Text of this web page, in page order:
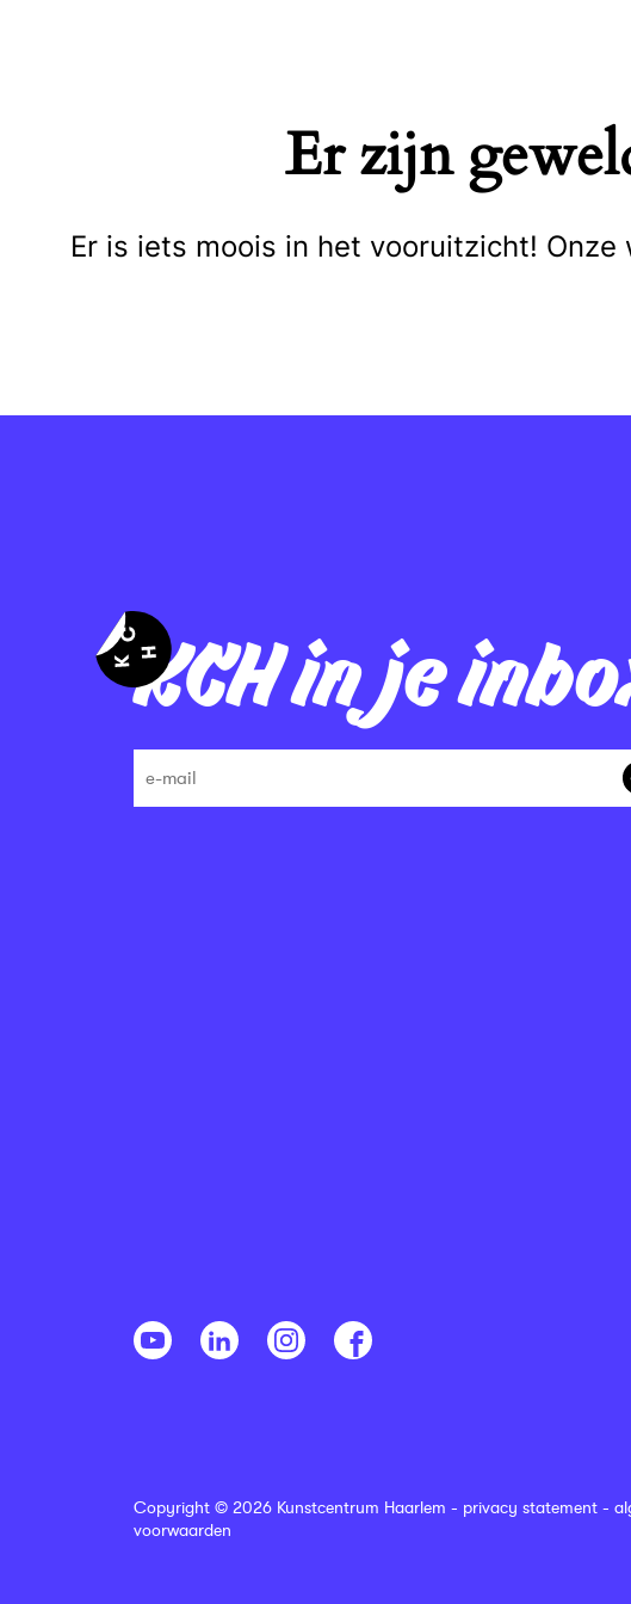
Er zijn
Er is iets moois in het vooruitzicht!
KCH in je
Copyright © 2026 Kunstcentrum Haarlem - privacy statement -
voorwaarden